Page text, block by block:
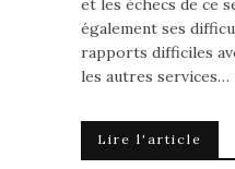
et les échecs de ce
également ses
rapports difficiles
les autres services…
Lire l'article